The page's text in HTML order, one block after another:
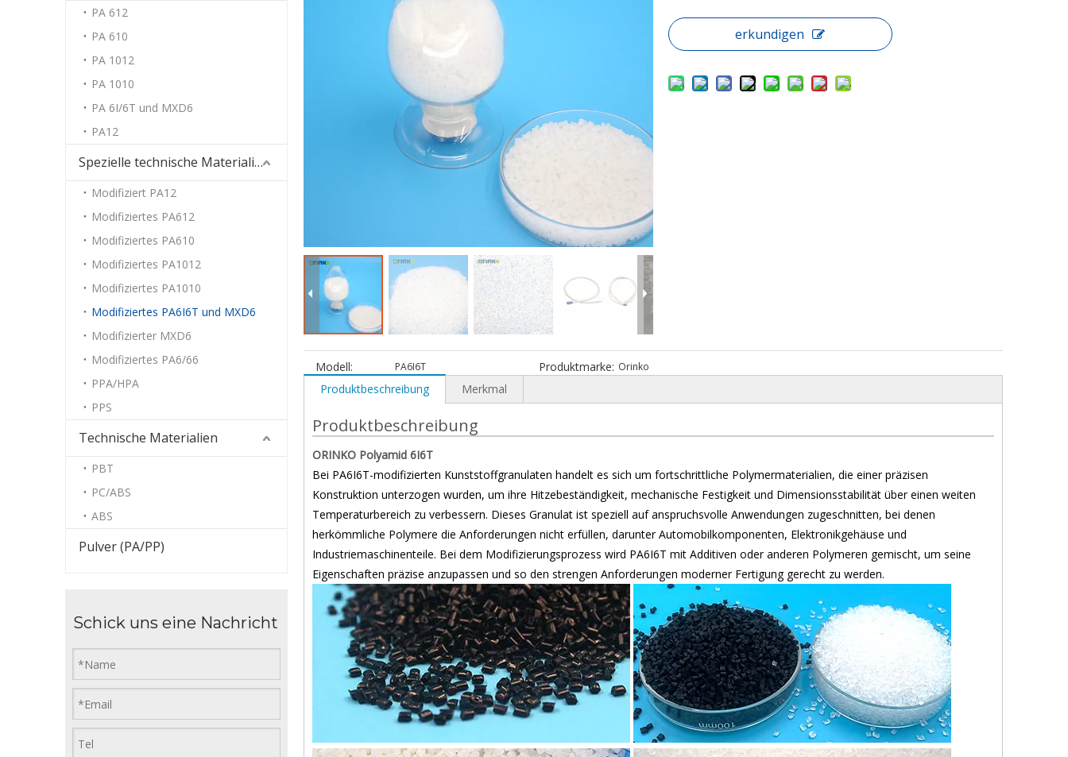
PA 612
PA 610
PA 1012
PA 1010
PA 6I/6T und MXD6
PA12
Spezielle technische Materialien
Modifiziert PA12
Modifiziertes PA612
Modifiziertes PA610
Modifiziertes PA1012
Modifiziertes PA1010
Modifiziertes PA6I6T und MXD6
Modifizierter MXD6
Modifiziertes PA6/66
PPA/HPA
PPS
Technische Materialien
PBT
PC/ABS
ABS
Pulver (PA/PP)
Schick uns eine Nachricht
erkundigen
Modell: PA6I6T Produktmarke: Orinko
Produktbeschreibung Merkmal
Produktbeschreibung
ORINKO Polyamid 6I6T
Bei PA6I6T-modifizierten Kunststoffgranulaten handelt es sich um fortschrittliche Polymermaterialien, die einer präzisen
Konstruktion unterzogen wurden, um ihre Hitzebeständigkeit, mechanische Festigkeit und Dimensionsstabilität über einen weiten
Temperaturbereich zu verbessern. Dieses Granulat ist speziell auf anspruchsvolle Anwendungen zugeschnitten, bei denen
herkömmliche Polymere die Anforderungen nicht erfüllen, darunter Automobilkomponenten, Elektronikgehäuse und
Industriemaschinenteile. Bei dem Modifizierungsprozess wird PA6I6T mit Additiven oder anderen Polymeren gemischt, um seine
Eigenschaften präzise anzupassen und so den strengen Anforderungen moderner Fertigung gerecht zu werden.